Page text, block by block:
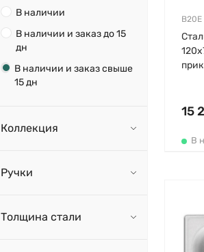
В наличии
В наличии и заказ до 15
дн
В наличии и заказ свыше
15 дн
Коллекция
Ручки
Толщина стали
B20E
BLB
15
В